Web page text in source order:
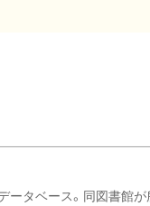
タベース。同図書館が